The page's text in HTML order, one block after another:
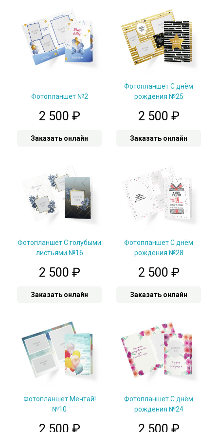
Фотопланшет №2
2 500 ₽
Заказать онлайн
Фотопланшет С днём
рождения №25
2 500 ₽
Заказать онлайн
Фотопланшет С голубыми
листьями №16
2 500 ₽
Заказать онлайн
Фотопланшет С днём
рождения №28
2 500 ₽
Заказать онлайн
Фотопланшет Мечтай!
№10
2 500 ₽
Фотопланшет С днём
рождения №24
2 500 ₽